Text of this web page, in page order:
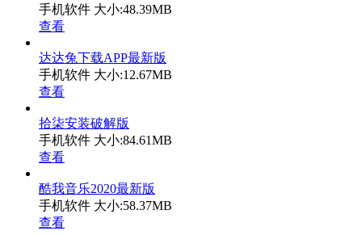
手机软件 大小:48.39MB
查看
达达兔下载APP最新版
手机软件 大小:12.67MB
查看
拾柒安装破解版
手机软件 大小:84.61MB
查看
酷我音乐2020最新版
手机软件 大小:58.37MB
查看